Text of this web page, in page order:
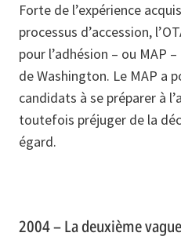
Forte de l’expérience
processus d’accession,
pour l’adhésion – ou MAP
de Washington. Le MAP a
candidats à se préparer à
toutefois préjuger de la
égard.
2004 – La deuxième